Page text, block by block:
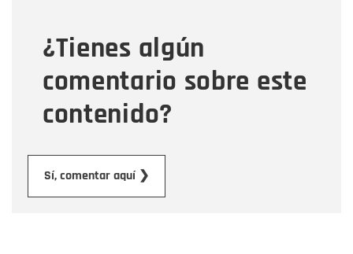
¿Tienes algún
comentario sobre este
contenido?
Sí, comentar aquí ❯
Mensaje